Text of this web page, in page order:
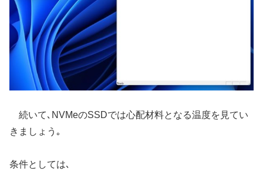
続いて､NVMeのSSDでは心配材料となる温度を見てい
きましょう｡
条件としては､